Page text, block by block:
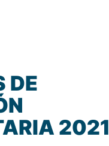
DE
2021